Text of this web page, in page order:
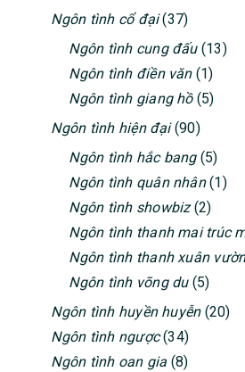
Ngôn tình cổ đại(37)
Ngôn tình cung đấu(13)
Ngôn tình điền văn(1)
Ngôn tình giang hồ(5)
Ngôn tình hiện đại(90)
Ngôn tình hắc bang(5)
Ngôn tình quân nhân(1)
Ngôn tình showbiz(2)
Ngôn tình thanh mai trúc
Ngôn tình thanh xuân
Ngôn tình võng du(5)
Ngôn tình huyền huyễn(20)
Ngôn tình ngược(34)
Ngôn tình oan gia (8)